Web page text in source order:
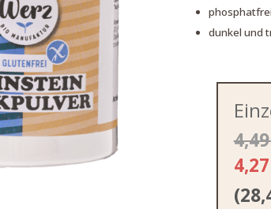
phosphatfrei
dunkel und
4,27
(